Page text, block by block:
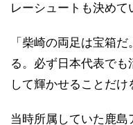
レーシュートも決めて
「柴崎の両足は宝箱
る。必ず日本代表で
して輝かせることだけ
当時所属していた鹿